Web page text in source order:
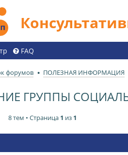
FAQ
форумов ПОЛЕЗНАЯ ИНФОРМАЦИЯ
ГРУППЫ
8 тем • Страница 1 из 1